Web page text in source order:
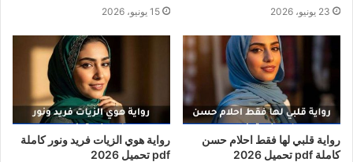
23 يونيو، 2026 15 يونيو، 2026
رواية قلبي لها فقط احلام حسن
كاملة pdf تحميل 2026
رواية هوي الزيات فريد ونور كاملة
pdf تحميل 2026